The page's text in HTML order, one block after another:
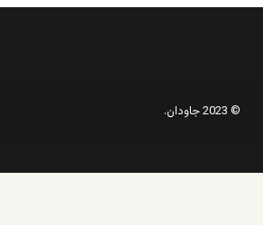
© 2023 جاودان.